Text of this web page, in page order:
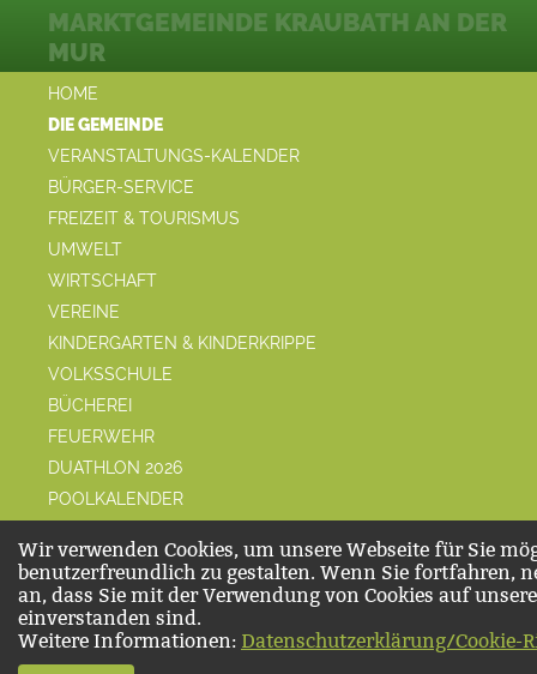
HOME
DIE GEMEINDE
VERANSTALTUNGS-KALENDER
BÜRGER-SERVICE
FREIZEIT & TOURISMUS
UMWELT
WIRTSCHAFT
VEREINE
KINDERGARTEN & KINDERKRIPPE
VOLKSSCHULE
BÜCHEREI
FEUERWEHR
DUATHLON 2026
POOLKALENDER
MARKTGEMEINDE KRAUBATH AN DER
MUR
Wir verwenden Cookies, um unsere Webseite für Sie
benutzerfreundlich zu gestalten. Wenn Sie fortfahren,
an, dass Sie mit der Verwendung von Cookies auf
einverstanden sind.
Weitere Informationen: Datenschutzerklärung/Cookie-